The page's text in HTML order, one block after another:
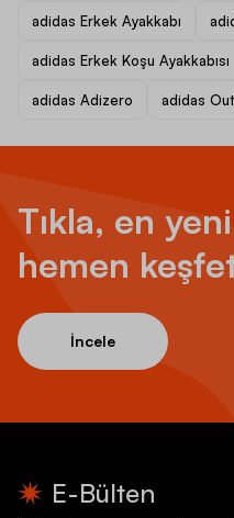
adidas Erkek Ayakkabı
adidas Erkek Koşu Ayakkabısı
adidas Adizero adidas
Tıkla, en
hemen
İncele
E-Bülten